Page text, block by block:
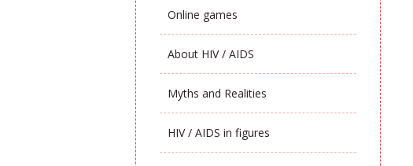
Online games
About HIV / AIDS
Myths and Realities
HIV / AIDS in figures